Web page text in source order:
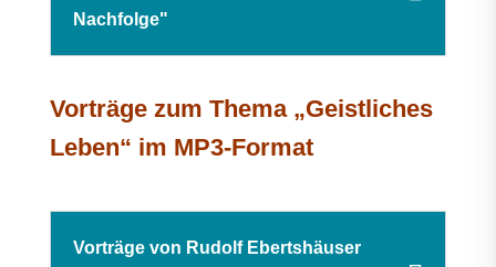
Nachfolge"
Vorträge zum Thema „Geistliches
Leben“ im MP3-Format
Vorträge von Rudolf Ebertshäuser